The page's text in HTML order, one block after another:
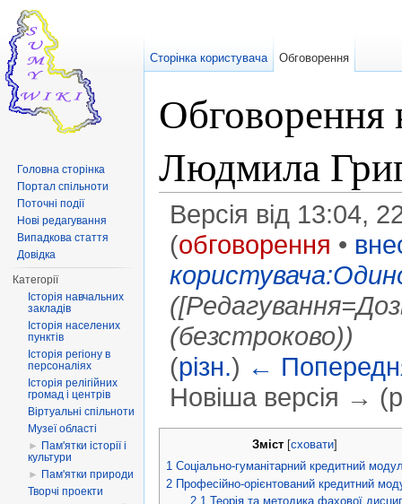
Обговорення
Людмила
Версія від 13:04,
(обговорення •
(безстроково))
(різн.) ←
Новіша версія →
Зміст [сховати]
1 Соціально-гуманітарний кредитний
2 Професійно-орієнтований кредитний
2.1 Теорія та методика фахової
Сторінка користувача Обговорення
Головна сторінка
Портал спільноти
Поточні події
Нові редагування
Випадкова стаття
Довідка
Категорії
Історія навчальних
закладів
Історія населених
пунктів
Історія регіону в
персоналіях
Історія релігійних
громад і центрів
Віртуальні спільноти
Музеї області
► Пам'ятки історії і
культури
► Пам'ятки природи
Творчі проекти